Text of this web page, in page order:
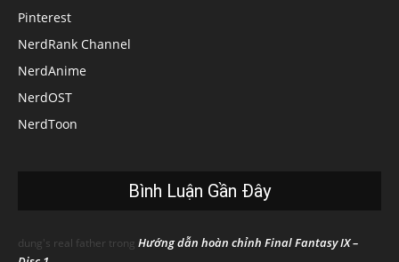
Pinterest
NerdRank Channel
NerdAnime
NerdOST
NerdToon
Bình Luận Gần Đây
dung's real father trong Hướng dẫn hoàn chỉnh Final Fantasy IX –